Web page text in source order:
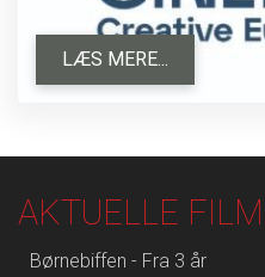
LÆS MERE...
AKTUELLE FILM
Børnebiffen - Fra 3 år